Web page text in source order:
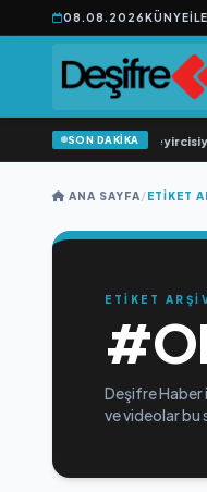
08.08.2026KÜNYE
SON DAKİKA
“Düğün Şarkıcısı”
ANA SAYFA/ETIKET
ETİKET
Deşifre Haber
ve videolar